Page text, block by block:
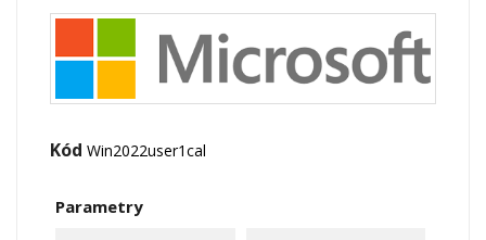
Kód Win2022user1cal
Parametry